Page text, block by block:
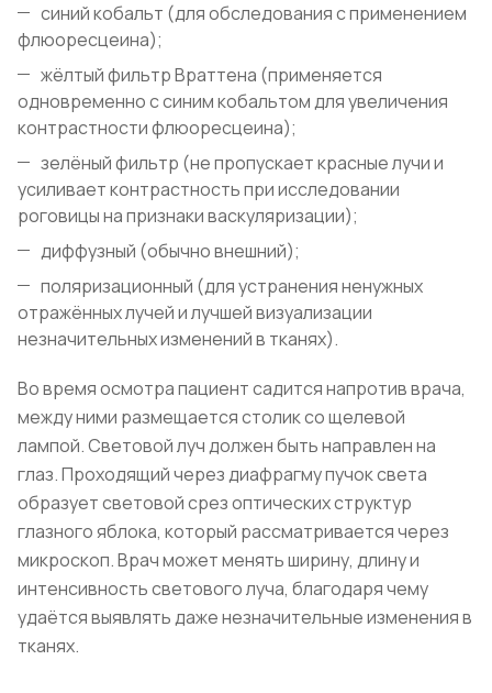
синий кобальт (для обследования с применением
флюоресцеина);
жёлтый фильтр Враттена (применяется
одновременно с синим кобальтом для увеличения
контрастности флюоресцеина);
зелёный фильтр (не пропускает красные лучи и
усиливает контрастность при исследовании
роговицы на признаки васкуляризации);
диффузный (обычно внешний);
поляризационный (для устранения ненужных
отражённых лучей и лучшей визуализации
незначительных изменений в тканях).
Во время осмотра пациент садится напротив врача,
между ними размещается столик со щелевой
лампой. Световой луч должен быть направлен на
глаз. Проходящий через диафрагму пучок света
образует световой срез оптических структур
глазного яблока, который рассматривается через
микроскоп. Врач может менять ширину, длину и
интенсивность светового луча, благодаря чему
удаётся выявлять даже незначительные изменения в
тканях.